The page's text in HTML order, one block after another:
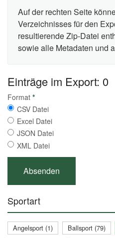
Auf der rechten Seite
Verzeichnisses für den
resultierende Zip-Datei
sowie alle Metadaten und
Einträge im Export: 0
Format *
CSV Datei
Excel Datei
JSON Datei
XML Datei
Sportart
Angelsport (1) Ballsport (79)